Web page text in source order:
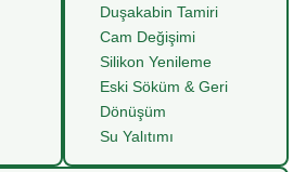
Duşakabin Tamiri
Cam Değişimi
Silikon Yenileme
Eski Söküm & Geri
Dönüşüm
Su Yalıtımı